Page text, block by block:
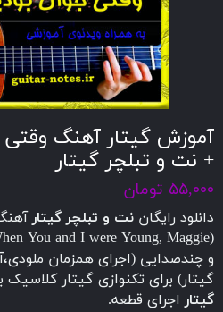
آموزش گیتار آهنگ
+ نت و تبلچر گیتار
۵۵,۰۰۰ تومان
دانلود رایگان نت و تبلچر گیتار
و چندصدایی (اجرای همزمان
گیتار) برای تکنوازی گیتار کلاسیک
گیتار اجرای قطعه.